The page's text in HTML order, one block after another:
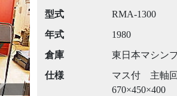
Next
型式
RMA-1300
年式
1980
倉庫
東日本マシン
仕様
マス付 主軸回
670×450×400